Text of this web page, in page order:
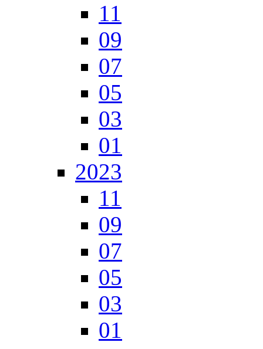
11
09
07
05
03
01
2023
11
09
07
05
03
01